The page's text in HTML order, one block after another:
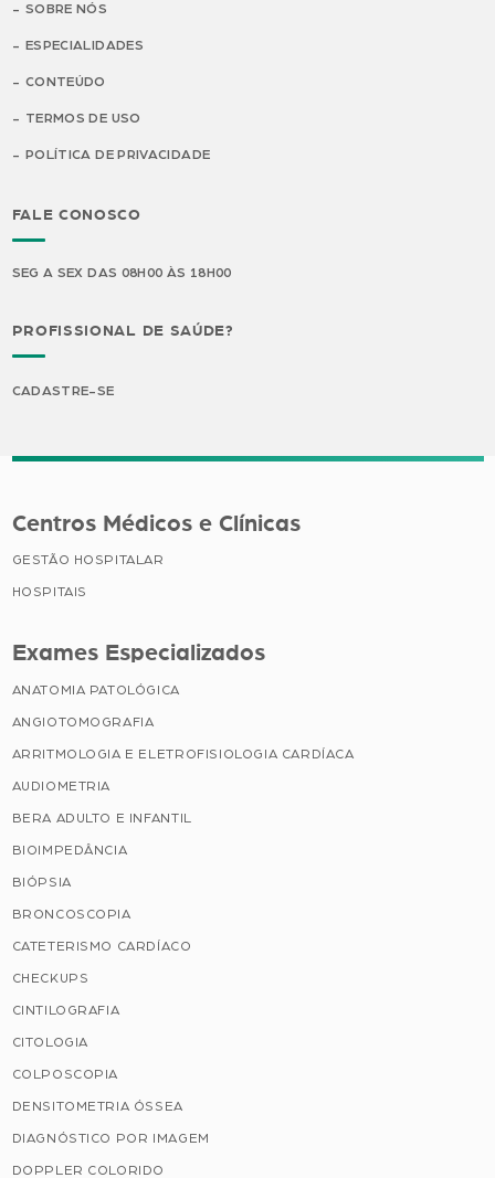
SOBRE NÓS
ESPECIALIDADES
CONTEÚDO
TERMOS DE USO
POLÍTICA DE PRIVACIDADE
FALE CONOSCO
SEG A SEX DAS 08H00 ÀS 18H00
PROFISSIONAL DE SAÚDE?
CADASTRE-SE
Centros Médicos e Clínicas
GESTÃO HOSPITALAR
HOSPITAIS
Exames Especializados
ANATOMIA PATOLÓGICA
ANGIOTOMOGRAFIA
ARRITMOLOGIA E ELETROFISIOLOGIA CARDÍACA
AUDIOMETRIA
BERA ADULTO E INFANTIL
BIOIMPEDÂNCIA
BIÓPSIA
BRONCOSCOPIA
CATETERISMO CARDÍACO
CHECKUPS
CINTILOGRAFIA
CITOLOGIA
COLPOSCOPIA
DENSITOMETRIA ÓSSEA
DIAGNÓSTICO POR IMAGEM
DOPPLER COLORIDO